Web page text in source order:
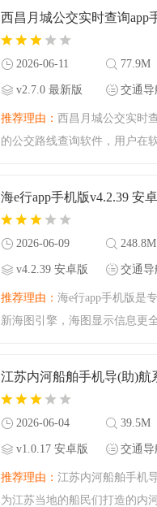
2026-06-11 77.9M
v2.7.0 最新版 交通导
推荐理由： 西昌月城公交实时
的公交路线查询软件，用户在
己因为错过公交车而耽误上班
海e行app手机版v4.2.39 安
2026-06-09 248.8M
v4.2.39 安卓版 交通导
推荐理由： 海e行app手机版是
新海图引擎，海图显示信息更
2026-06-04 39.5M
v1.0.17 安卓版 交通导
推荐理由： 江苏内河船舶手机
为江苏当地的船民们打造的内